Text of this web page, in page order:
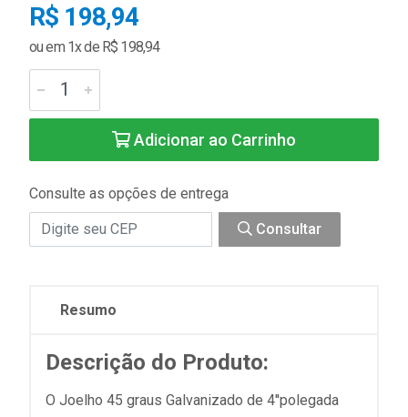
R$ 198,94
ou em 1x de R$ 198,94
Adicionar ao Carrinho
Consulte as opções de entrega
Consultar
Resumo
Descrição do Produto:
O Joelho 45 graus Galvanizado de 4''polegada